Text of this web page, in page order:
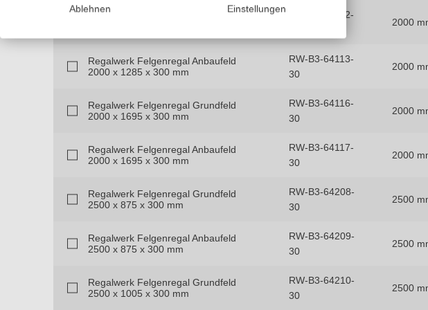
RW-B3-64112-
2000
Regalwerk Felgenregal Anbaufeld
2000 x 1285 x 300 mm
RW-B3-64113-
30
2000
Regalwerk Felgenregal Grundfeld
2000 x 1695 x 300 mm
RW-B3-64116-
30
2000
Regalwerk Felgenregal Anbaufeld
2000 x 1695 x 300 mm
RW-B3-64117-
30
2000
Regalwerk Felgenregal Grundfeld
2500 x 875 x 300 mm
RW-B3-64208-
30
2500
Regalwerk Felgenregal Anbaufeld
2500 x 875 x 300 mm
RW-B3-64209-
30
2500
Regalwerk Felgenregal Grundfeld
2500 x 1005 x 300 mm
RW-B3-64210-
30
2500
Ablehnen Einstellungen